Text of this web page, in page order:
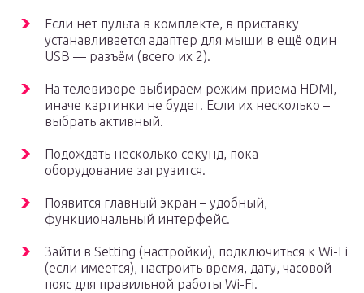
Если нет пульта в комплекте, в приставку
устанавливается адаптер для мыши в ещё один
USB — разъём (всего их 2).
На телевизоре выбираем режим приема HDMI,
иначе картинки не будет. Если их несколько –
выбрать активный.
Подождать несколько секунд, пока
оборудование загрузится.
Появится главный экран – удобный,
функциональный интерфейс.
Зайти в Setting (настройки), подключиться к Wi-Fi
(если имеется), настроить время, дату, часовой
пояс для правильной работы Wi-Fi.